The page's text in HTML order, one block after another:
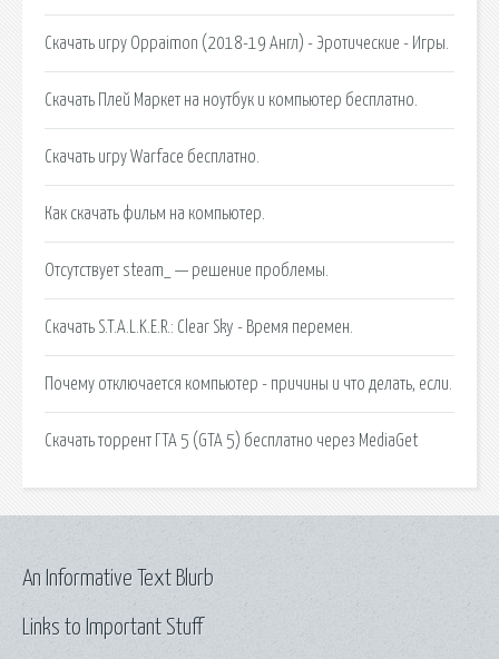
Скачать игру Oppaimon (2018-19 Англ) - Эротические - Игры.
Скачать Плей Маркет на ноутбук и компьютер бесплатно.
Скачать игру Warface бесплатно.
Как скачать фильм на компьютер.
Отсутствует steam_ — решение проблемы.
Скачать S.T.A.L.K.E.R.: Clear Sky - Время перемен.
Почему отключается компьютер - причины и что делать, если.
Скачать торрент ГТА 5 (GTA 5) бесплатно через MediaGet
Links to Important Stuff
An Informative Text Blurb